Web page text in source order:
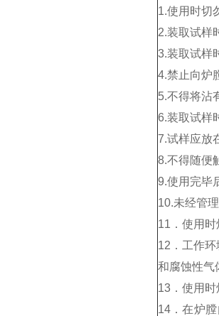
1.使用时切
2.装取试样
3.装取试样
4.禁止向炉
5.不得将沾
6.装取试样
7.试样应放
8.不得随便
9.使用完毕
10.未经管
11．使用
12．工作
和腐蚀性气
13．使用
14．在炉